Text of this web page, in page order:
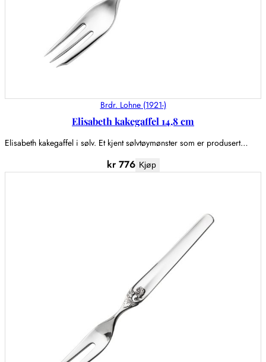
Brdr. Lohne (1921-)
Elisabeth kakegaffel 14,8 cm
Elisabeth kakegaffel i sølv. Et kjent sølvtøymønster som er produsert…
kr776 Kjøp